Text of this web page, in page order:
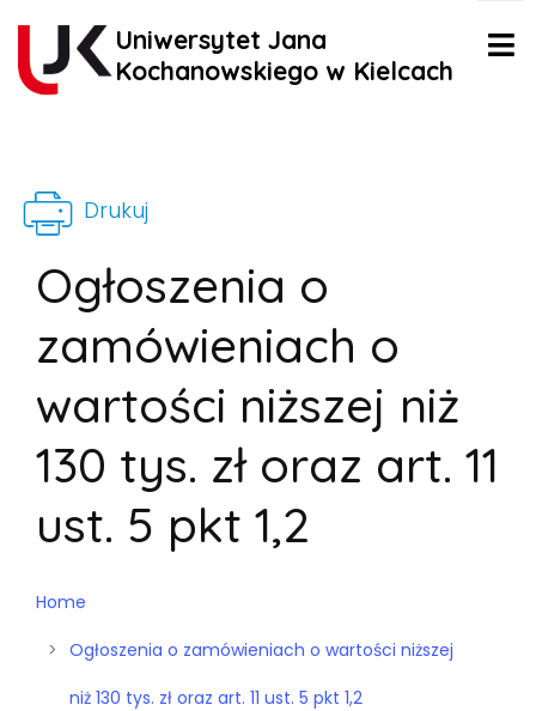
Uniwersytet Jana
Kochanowskiego w Kielcach
Drukuj
Ogłoszenia o
zamówieniach o
wartości niższej niż
130 tys. zł oraz art. 11
ust. 5 pkt 1,2
Home
Ogłoszenia o zamówieniach o wartości niższej
niż 130 tys. zł oraz art. 11 ust. 5 pkt 1,2